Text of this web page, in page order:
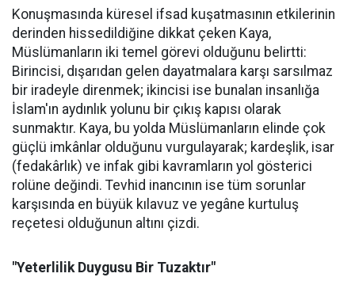
Konuşmasında küresel ifsad kuşatmasının etkilerinin
derinden hissedildiğine dikkat çeken Kaya,
Müslümanların iki temel görevi olduğunu belirtti:
Birincisi, dışarıdan gelen dayatmalara karşı sarsılmaz
bir iradeyle direnmek; ikincisi ise bunalan insanlığa
İslam'ın aydınlık yolunu bir çıkış kapısı olarak
sunmaktır. Kaya, bu yolda Müslümanların elinde çok
güçlü imkânlar olduğunu vurgulayarak; kardeşlik, isar
(fedakârlık) ve infak gibi kavramların yol gösterici
rolüne değindi. Tevhid inancının ise tüm sorunlar
karşısında en büyük kılavuz ve yegâne kurtuluş
reçetesi olduğunun altını çizdi.
"Yeterlilik Duygusu Bir Tuzaktır"